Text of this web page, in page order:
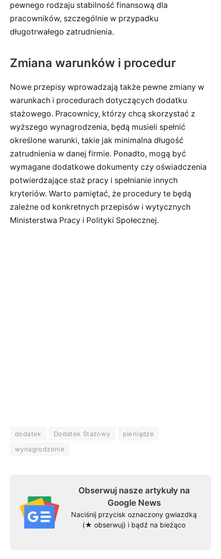
pewnego rodzaju stabilność finansową dla
pracowników, szczególnie w przypadku
długotrwałego zatrudnienia.
Zmiana warunków i procedur
Nowe przepisy wprowadzają także pewne zmiany w
warunkach i procedurach dotyczących dodatku
stażowego. Pracownicy, którzy chcą skorzystać z
wyższego wynagrodzenia, będą musieli spełnić
określone warunki, takie jak minimalna długość
zatrudnienia w danej firmie. Ponadto, mogą być
wymagane dodatkowe dokumenty czy oświadczenia
potwierdzające staż pracy i spełnianie innych
kryteriów. Warto pamiętać, że procedury te będą
zależne od konkretnych przepisów i wytycznych
Ministerstwa Pracy i Polityki Społecznej.
dodatek Dodatek Stażowy
pieniądze
wynagrodzenie
Obserwuj nasze artykuły na
Google News
Naciśnij przycisk oznaczony gwiazdką
(★ obserwuj) i bądź na bieżąco